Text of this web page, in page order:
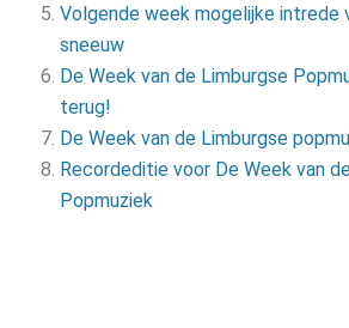
Volgende week mogelijke intrede
sneeuw
De Week van de Limburgse
terug!
De Week van de Limburgse
Recordeditie voor De Week van
Popmuziek